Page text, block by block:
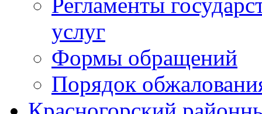
услуг
Формы обращений
Порядок